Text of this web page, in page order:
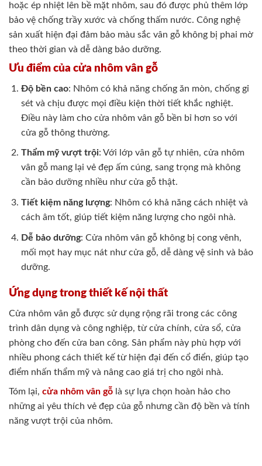
hoặc ép nhiệt lên bề mặt nhôm, sau đó được phủ thêm lớp
bảo vệ chống trầy xước và chống thấm nước. Công nghệ
sản xuất hiện đại đảm bảo màu sắc vân gỗ không bị phai mờ
theo thời gian và dễ dàng bảo dưỡng.
Ưu điểm của cửa nhôm vân gỗ
Độ bền cao: Nhôm có khả năng chống ăn mòn, chống gỉ
sét và chịu được mọi điều kiện thời tiết khắc nghiệt.
Điều này làm cho cửa nhôm vân gỗ bền bỉ hơn so với
cửa gỗ thông thường.
Thẩm mỹ vượt trội: Với lớp vân gỗ tự nhiên, cửa nhôm
vân gỗ mang lại vẻ đẹp ấm cúng, sang trọng mà không
cần bảo dưỡng nhiều như cửa gỗ thật.
Tiết kiệm năng lượng: Nhôm có khả năng cách nhiệt và
cách âm tốt, giúp tiết kiệm năng lượng cho ngôi nhà.
Dễ bảo dưỡng: Cửa nhôm vân gỗ không bị cong vênh,
mối mọt hay mục nát như cửa gỗ, dễ dàng vệ sinh và bảo
dưỡng.
Ứng dụng trong thiết kế nội thất
Cửa nhôm vân gỗ được sử dụng rộng rãi trong các công
trình dân dụng và công nghiệp, từ cửa chính, cửa sổ, cửa
phòng cho đến cửa ban công. Sản phẩm này phù hợp với
nhiều phong cách thiết kế từ hiện đại đến cổ điển, giúp tạo
điểm nhấn thẩm mỹ và nâng cao giá trị cho ngôi nhà.
Tóm lại, cửa nhôm vân gỗ là sự lựa chọn hoàn hảo cho
những ai yêu thích vẻ đẹp của gỗ nhưng cần độ bền và tính
năng vượt trội của nhôm.